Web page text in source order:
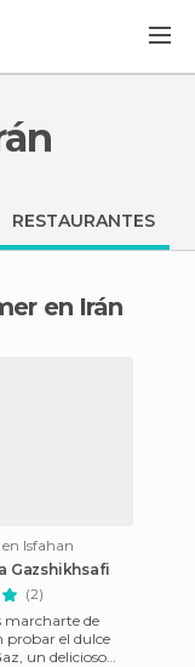
RESTAURANTES
Isfahan
Gazshikhsafi
(2)
marcharte de
probar el dulce
un delicioso